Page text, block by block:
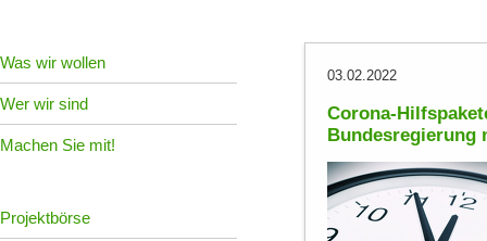
Was wir wollen
Wer wir sind
Machen Sie mit!
Projektbörse
03.02.2022
Corona-
Bundesregierung